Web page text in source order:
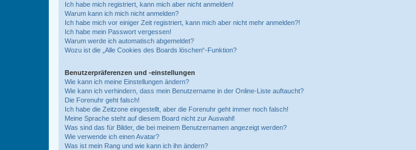
Ich habe mich registriert, kann mich aber nicht anmelden!
Warum kann ich mich nicht anmelden?
Ich habe mich vor einiger Zeit registriert, kann mich aber nicht mehr anmelden?!
Ich habe mein Passwort vergessen!
Warum werde ich automatisch abgemeldet?
Wozu ist die „Alle Cookies des Boards löschen“-Funktion?
Benutzerpräferenzen und -einstellungen
Wie kann ich meine Einstellungen ändern?
Wie kann ich verhindern, dass mein Benutzername in der Online-Liste auftaucht?
Die Forenuhr geht falsch!
Ich habe die Zeitzone eingestellt, aber die Forenuhr geht immer noch falsch!
Meine Sprache steht auf diesem Board nicht zur Auswahl!
Was sind das für Bilder, die bei meinem Benutzernamen angezeigt werden?
Wie verwende ich einen Avatar?
Was ist mein Rang und wie kann ich ihn ändern?